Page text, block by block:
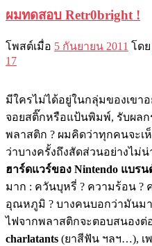
ผมทดสอบ Retr0bright !
โพสต์เมื่อ 5 กันยายน 2011 โดย
17
มีใครไม่ได้อยู่ในกลุ่มของเขา
จอยสติ๊กหรือแป้นพิมพ์, รับผลก
พลาสติก ? ผมคิดว่าทุกคนจะ
ว่าบางครั้งถึงสัดส่วนอย่างไม่น่
ฮาร์ดแวร์ของ Nintendo แบรน
มาก : ควันบุหรี่ ? ความร้อน ?
อุณหภูมิ ? บางคนบอกว่ามันม
ไฟจากพลาสติกจะตอบสนอง
charlatants (ยาสีฟัน ฯลฯ…), เ